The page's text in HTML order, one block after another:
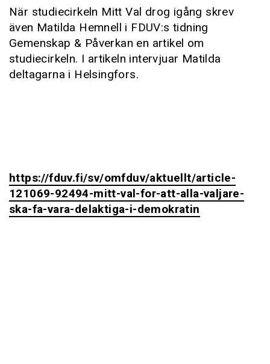
När studiecirkeln Mitt Val drog igång skrev
även Matilda Hemnell i FDUV:s tidning
Gemenskap & Påverkan en artikel om
studiecirkeln. I artikeln intervjuar Matilda
deltagarna i Helsingfors.
https://fduv.fi/sv/omfduv/aktuellt/article-
121069-92494-mitt-val-for-att-alla-valjare-
ska-fa-vara-delaktiga-i-demokratin